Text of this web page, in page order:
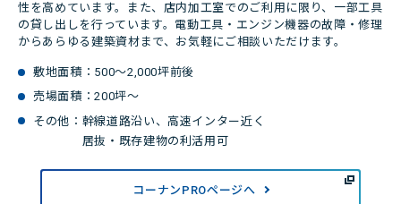
性を高めています。また、店内加工室でのご利用に限り、一部工具
の貸し出しを行っています。電動工具・エンジン機器の故障・修理
からあらゆる建築資材まで、お気軽にご相談いただけます。
敷地面積：500～2,000坪前後
売場面積：200坪～
その他： 幹線道路沿い、高速インター近く
居抜・既存建物の利活用可
コーナンPROページへ